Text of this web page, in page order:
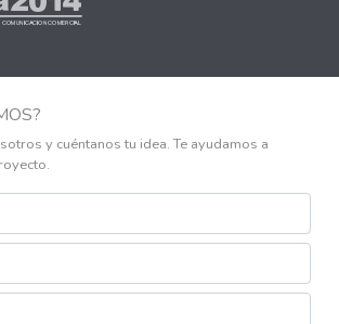
y cuéntanos tu idea. Te ayudamos a